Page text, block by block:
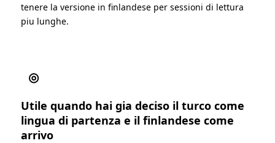
tenere la versione in finlandese per sessioni di lettura
piu lunghe.
◎
Utile quando hai gia deciso il turco come
lingua di partenza e il finlandese come
arrivo